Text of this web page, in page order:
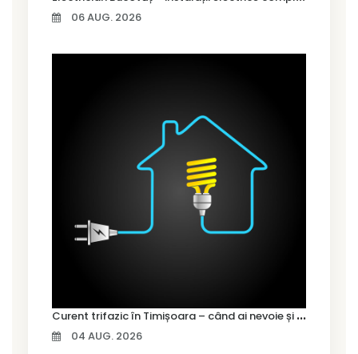
06 AUG. 2026
C
urent trifazic în Timișoara – când ai nevoie și cum îl alegi
04 AUG. 2026